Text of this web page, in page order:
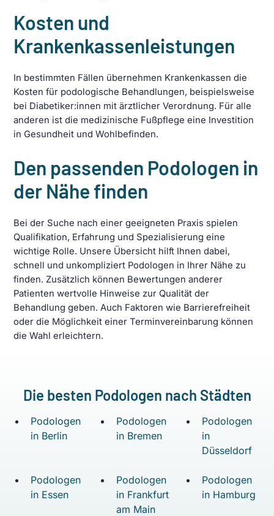
Kosten und
Krankenkassenleistungen
In bestimmten Fällen übernehmen Krankenkassen die
Kosten für podologische Behandlungen, beispielsweise
bei Diabetiker:innen mit ärztlicher Verordnung. Für alle
anderen ist die medizinische Fußpflege eine Investition
in Gesundheit und Wohlbefinden.
Den passenden Podologen in
der Nähe finden
Bei der Suche nach einer geeigneten Praxis spielen
Qualifikation, Erfahrung und Spezialisierung eine
wichtige Rolle. Unsere Übersicht hilft Ihnen dabei,
schnell und unkompliziert Podologen in Ihrer Nähe zu
finden. Zusätzlich können Bewertungen anderer
Patienten wertvolle Hinweise zur Qualität der
Behandlung geben. Auch Faktoren wie Barrierefreiheit
oder die Möglichkeit einer Terminvereinbarung können
die Wahl erleichtern.
Die besten Podologen nach Städten
Podologen
in Berlin
Podologen
in Bremen
Podologen
in
Düsseldorf
Podologen
in Essen
Podologen
in Frankfurt
am Main
Podologen
in Hamburg